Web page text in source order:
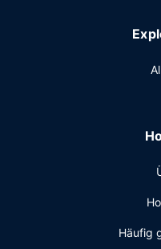
Sonstige Einrichtungen
Zum Angebot gehören
Wenn du eine
Quadratfuß (6422
22 Tagungsräume. Vor
Häufig